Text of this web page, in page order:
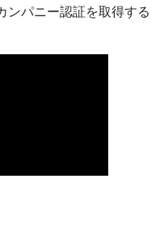
ンパニー認証を取得する